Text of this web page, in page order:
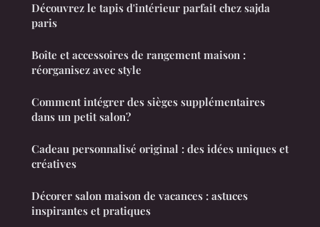
Découvrez le tapis d'intérieur parfait chez sajda
paris
Boîte et accessoires de rangement maison :
réorganisez avec style
Comment intégrer des sièges supplémentaires
dans un petit salon?
Cadeau personnalisé original : des idées uniques et
créatives
Décorer salon maison de vacances : astuces
inspirantes et pratiques